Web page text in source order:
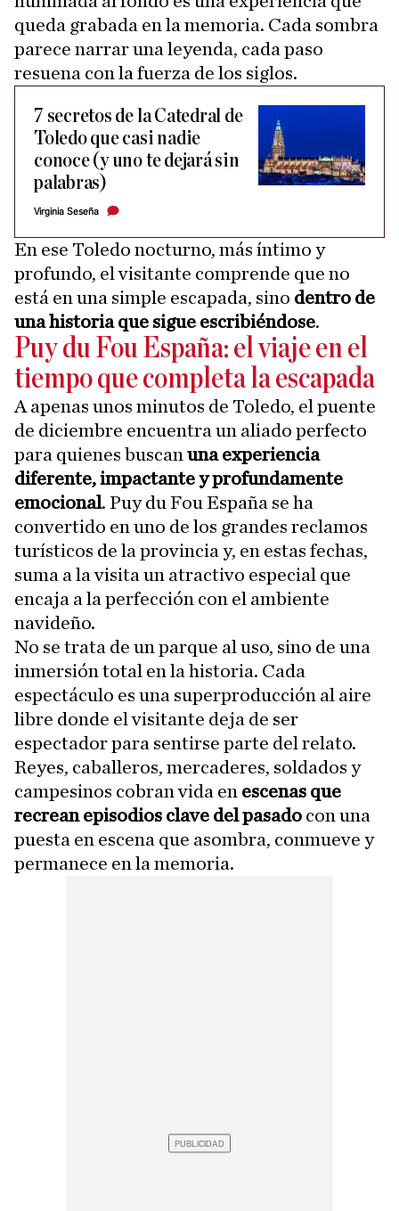
queda grabada en la memoria. Cada sombra
parece narrar una leyenda, cada paso
resuena con la fuerza de los siglos.
7 secretos de la Catedral de
Toledo que casi nadie
conoce (y uno te dejará sin
palabras)
Virginia Seseña
En ese Toledo nocturno, más íntimo y
profundo, el visitante comprende que no
está en una simple escapada, sino dentro de
una historia que sigue escribiéndose.
Puy du Fou España: el viaje en el
tiempo que completa la escapada
A apenas unos minutos de Toledo, el puente
de diciembre encuentra un aliado perfecto
para quienes buscan una experiencia
diferente, impactante y profundamente
emocional. Puy du Fou España se ha
convertido en uno de los grandes reclamos
turísticos de la provincia y, en estas fechas,
suma a la visita un atractivo especial que
encaja a la perfección con el ambiente
navideño.
No se trata de un parque al uso, sino de una
inmersión total en la historia. Cada
espectáculo es una superproducción al aire
libre donde el visitante deja de ser
espectador para sentirse parte del relato.
Reyes, caballeros, mercaderes, soldados y
campesinos cobran vida en escenas que
recrean episodios clave del pasado con una
puesta en escena que asombra, conmueve y
permanece en la memoria.